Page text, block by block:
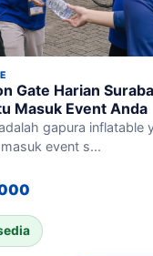
Gate Harian
Masuk Event Anda
gapura inflatable
event s...
adalah:
ini adalah: